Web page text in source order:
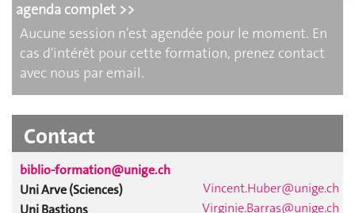
agenda complet >>
Aucune session n'est agendée pour le moment. En
cas d'intérêt pour cette formation, prenez contact
avec nous par email.
Contact
biblio-formation@unige.ch
Uni Arve (Sciences)
Vincent.Huber@unige.ch
Uni Bastions
Virginie.Barras@unige.ch